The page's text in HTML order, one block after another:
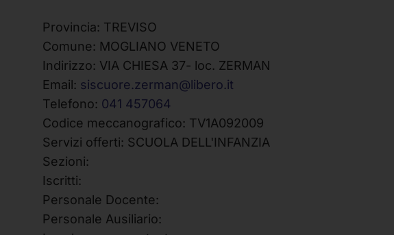
Provincia: TREVISO
Comune: MOGLIANO VENETO
Indirizzo: VIA CHIESA 37- loc. ZERMAN
Email: siscuore.zerman@libero.it
Telefono: 041 457064
Codice meccanografico: TV1A092009
Servizi offerti: SCUOLA DELL'INFANZIA
Sezioni:
Iscritti:
Personale Docente:
Personale Ausiliario: